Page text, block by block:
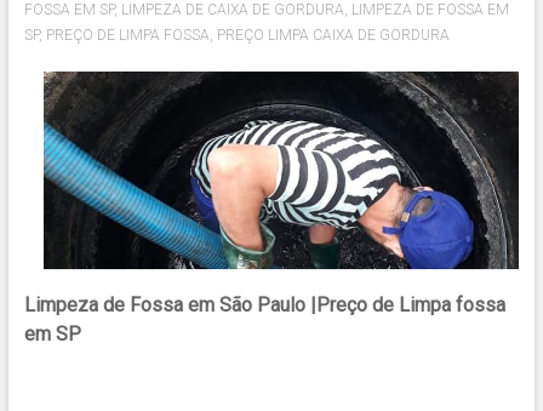
FOSSA EM SP, LIMPEZA DE CAIXA DE GORDURA, LIMPEZA DE FOSSA EM
SP, PREÇO DE LIMPA FOSSA, PREÇO LIMPA CAIXA DE GORDURA
Limpeza de Fossa em São Paulo
|Preço de Limpa fossa
em SP